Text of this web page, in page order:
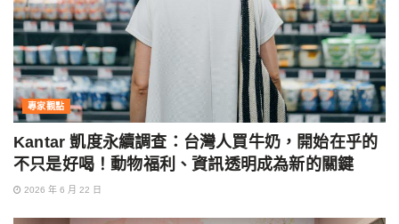
專家觀點
Kantar 凱度永續調查：台灣人買牛奶，開始在乎的
不只是好喝！動物福利、資訊透明成為新的關鍵
2026 年 6 月 22 日